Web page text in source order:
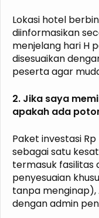
Lokasi hotel
diinformasikan
menjelang hari H
disesuaikan
peserta agar
2. Jika saya
apakah ada
Paket investasi
sebagai satu
termasuk fasilitas
penyesuaian
tanpa menginap),
dengan admin